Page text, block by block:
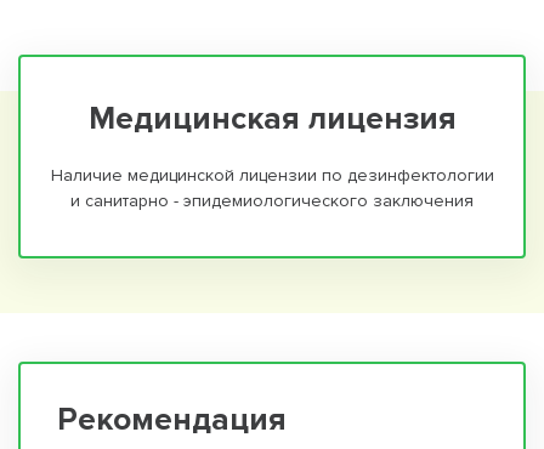
Медицинская лицензия
Наличие медицинской лицензии по дезинфектологии
и санитарно - эпидемиологического заключения
Рекомендация